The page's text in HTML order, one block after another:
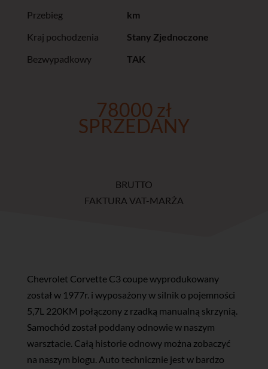
Przebieg
km
Kraj pochodzenia
Stany Zjednoczone
Bezwypadkowy
TAK
78000 zł
SPRZEDANY
BRUTTO
FAKTURA VAT-MARŻA
Chevrolet Corvette C3 coupe wyprodukowany
został w 1977r. i wyposażony w silnik o pojemności
5,7L 220KM połączony z rzadką manualną skrzynią.
Samochód został poddany odnowie w naszym
warsztacie. Całą historie odnowy można zobaczyć
na naszym blogu. Auto technicznie jest w bardzo